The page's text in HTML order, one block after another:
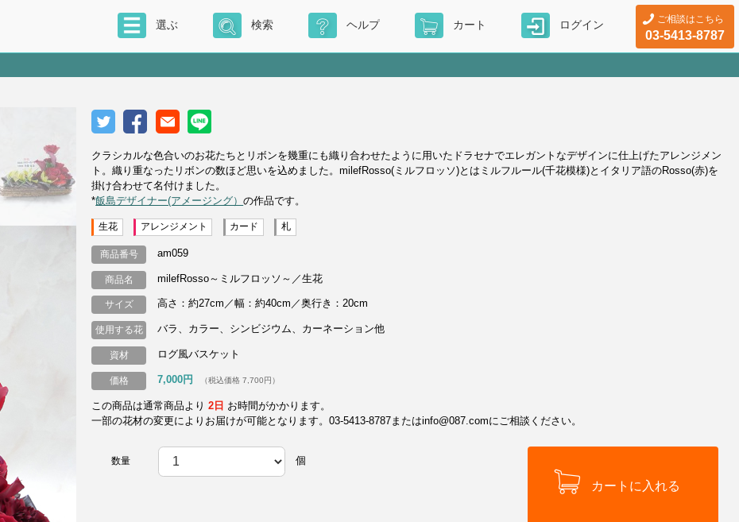
ご相談はこちら
03-5413-8787
選ぶ 検索 ヘルプ カート ログイン
クラシカルな色合いのお花たちとリボンを幾重にも織り合わせたように用いたドラセナでエレガントなデザインに仕上げたアレンジメン
ト。織り重なったリボンの数ほど思いを込めました。milefRosso(ミルフロッソ)とはミルフルール(千花模様)とイタリア語のRosso(赤)を
掛け合わせて名付けました。
*飯島デザイナー(アメージング）の作品です。
生花 アレンジメント カード 札
商品番号 am059
商品名 milefRosso～ミルフロッソ～／生花
サイズ 高さ：約27cm／幅：約40cm／奥行き：20cm
使用する花 バラ、カラー、シンビジウム、カーネーション他
資材 ログ風バスケット
価格 7,000円 （税込価格 7,700円）
この商品は通常商品より2日 お時間がかかります。
一部の花材の変更によりお届けが可能となります。03-5413-8787またはinfo@087.comにご相談ください。
数量 個